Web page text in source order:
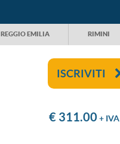
REGGIO EMILIA RIMINI
ISCRIVITI
€ 311.00 + IVA